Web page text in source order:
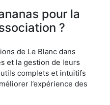
pour la
?
de Le Blanc dans
et la gestion de leurs
complets et intuitifs
l’expérience des